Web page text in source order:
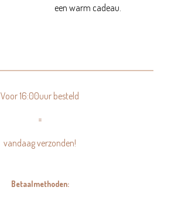
een warm cadeau.
Voor 16:00uur besteld
=
vandaag verzonden!
Betaalmethoden: